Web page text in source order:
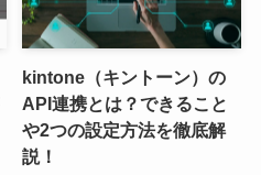
kintone（キントーン）の
API連携とは？できること
や2つの設定方法を徹底解
説！